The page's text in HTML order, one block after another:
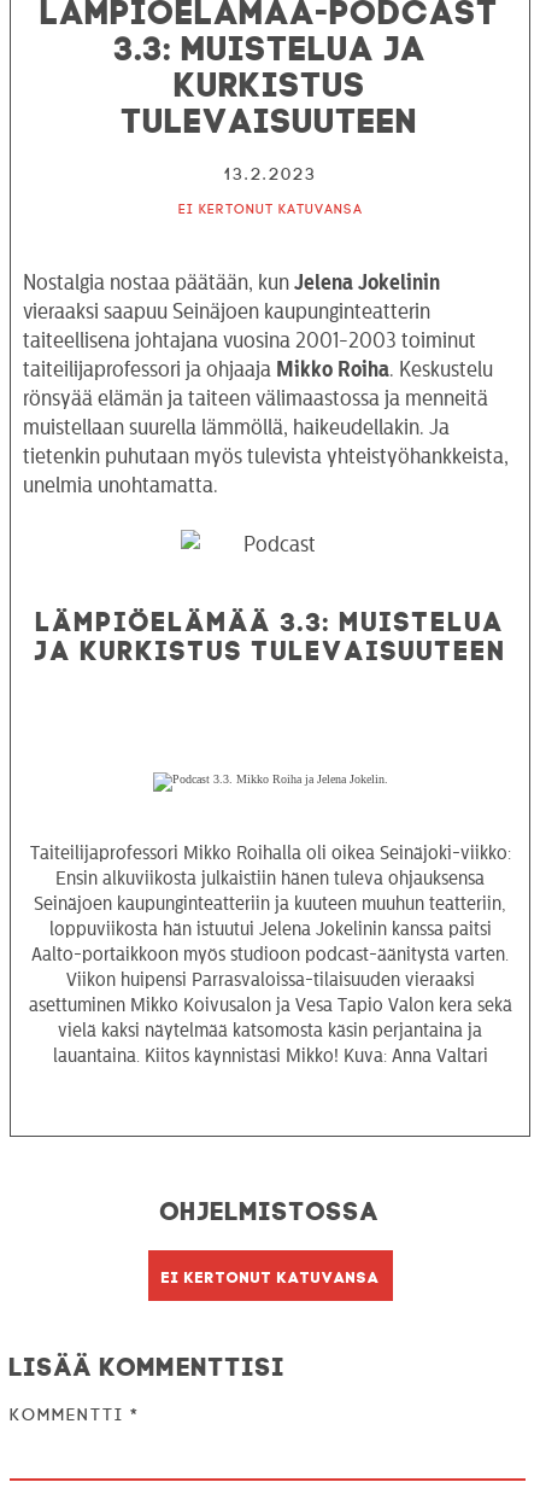
3.3: Muistelua ja
kurkistus
tulevaisuuteen
13.2.2023
Ei kertonut katuvansa
Nostalgia nostaa päätään, kun Jelena Jokelinin
vieraaksi saapuu Seinäjoen kaupunginteatterin
taiteellisena johtajana vuosina 2001-2003 toiminut
taiteilijaprofessori ja ohjaaja Mikko Roiha . Keskustelu
rönsyää elämän ja taiteen välimaastossa ja menneitä
muistellaan suurella lämmöllä, haikeudellakin. Ja
tietenkin puhutaan myös tulevista yhteistyöhankkeista,
unelmia unohtamatta.
LÄMPIÖELÄMÄÄ 3.3: MUISTELUA
JA KURKISTUS TULEVAISUUTEEN
Taiteilijaprofessori Mikko Roihalla oli oikea Seinäjoki-viikko:
Ensin alkuviikosta julkaistiin hänen tuleva ohjauksensa
Seinäjoen kaupunginteatteriin ja kuuteen muuhun teatteriin,
loppuviikosta hän istuutui Jelena Jokelinin kanssa paitsi
Aalto-portaikkoon myös studioon podcast-äänitystä varten.
Viikon huipensi Parrasvaloissa-tilaisuuden vieraaksi
asettuminen Mikko Koivusalon ja Vesa Tapio Valon kera sekä
vielä kaksi näytelmää katsomosta käsin perjantaina ja
lauantaina. Kiitos käynnistäsi Mikko! Kuva: Anna Valtari
Ohjelmistossa
Ei kertonut katuvansa
Lisää kommenttisi
Kommentti *